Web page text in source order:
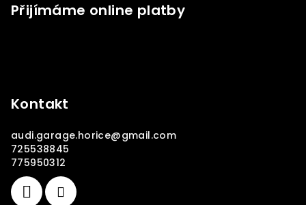
Přijímáme online platby
Kontakt
audi.garage.horice@gmail.com
725538845
775950312